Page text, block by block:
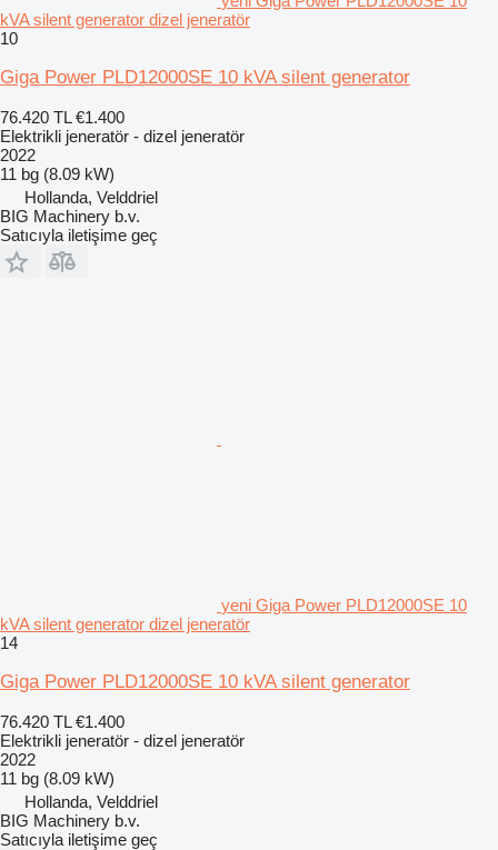
kVA silent generator dizel jeneratör
10
Giga Power PLD12000SE 10 kVA silent generator
76.420 TL €1.400
Elektrikli jeneratör - dizel jeneratör
2022
11 bg (8.09 kW)
Hollanda, Velddriel
BIG Machinery b.v.
Satıcıyla iletişime geç
yeni Giga Power PLD12000SE 10
kVA silent generator dizel jeneratör
14
Giga Power PLD12000SE 10 kVA silent generator
76.420 TL €1.400
Elektrikli jeneratör - dizel jeneratör
2022
11 bg (8.09 kW)
Hollanda, Velddriel
BIG Machinery b.v.
Satıcıyla iletişime geç